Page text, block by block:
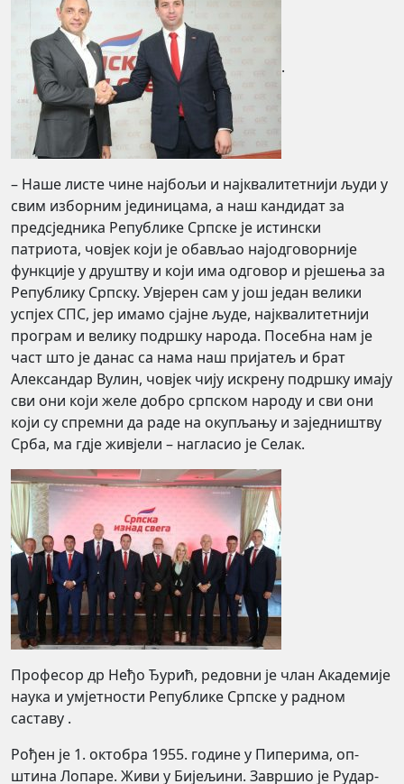
.
– Наше листе чине најбољи и најквалитетнији људи у
свим изборним јединицама, а наш кандидат за
предсједника Републике Српске је истински
патриота, човјек који је обављао најодговорније
функције у друштву и који има одговор и рјешења за
Републику Српску. Увјерен сам у још један велики
успјех СПС, јер имамо сјајне људе, најквалитетнији
програм и велику подршку народа. Посебна нам је
част што је данас са нама наш пријатељ и брат
Александар Вулин, човјек чију искрену подршку имају
сви они који желе добро српском народу и сви они
који су спремни да раде на окупљању и заједништву
Срба, ма гдје живјели – нагласио је Селак.
Професор др Неђо Ђурић, редовни је члан Академије
наука и умјетности Републике Српске у радном
саставу .
Рођен је 1. октобра 1955. године у Пиперима, оп­
штина Ло­па­ре. Живи у Би­је­љини. Завршио је Ру­дар­